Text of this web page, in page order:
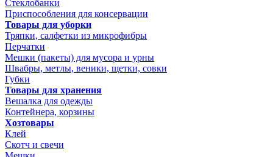
Стеклобанки
Приспособления для консервации
Товары для уборки
Тряпки, салфетки из микрофибры
Перчатки
Мешки (пакеты) для мусора и урны
Швабры, метлы, веники, щетки, совки
Губки
Товары для хранения
Вешалка для одежды
Контейнера, корзины
Хозтовары
Клей
Скотч и свечи